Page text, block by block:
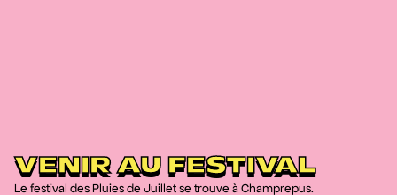
VENIR AU FESTIVAL
Le festival des Pluies de Juillet se trouve à Champrepus.